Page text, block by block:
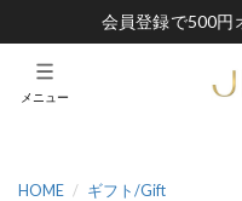
会員登録で500円
メニュー
HOME
ギフト/Gift